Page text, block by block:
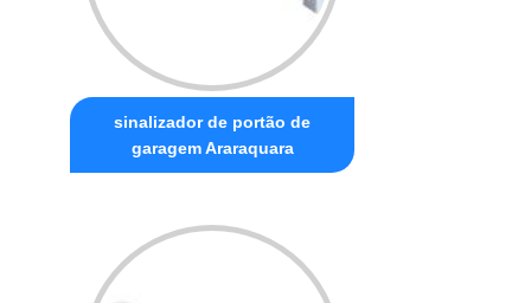
sinalizador de portão de
garagem Araraquara